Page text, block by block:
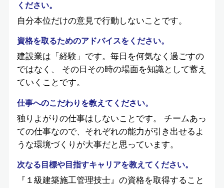
ください。
自分本位だけの意見で行動しないことです。
資格を取るためのアドバイスをください。
建設業は「経験」です。毎日を何気なく過ごすの
ではなく、 その日その時の場面を知識として蓄え
ていくことです。
仕事へのこだわりを教えてください。
独りよがりの仕事はしないことです。 チームあっ
ての仕事なので、それぞれの能力が引き出せるよ
うな環境づくりが大事だと思っています。
次なる目標や目指すキャリアを教えてください。
『１級建築施工管理技士』の資格を取得すること